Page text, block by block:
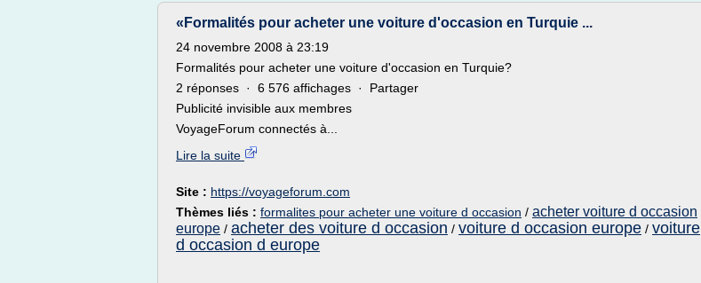
«Formalités pour acheter une voiture d'occasion en Turquie ...
24 novembre 2008 à 23:19
Formalités pour acheter une voiture d'occasion en Turquie?
2 réponses · 6 576 affichages · Partager
Publicité invisible aux membres
VoyageForum connectés à...
Lire la suite
Site : https://voyageforum.com
Thèmes liés : formalites pour acheter une voiture d occasion / acheter voiture d occasion
europe / acheter des voiture d occasion / voiture d occasion europe / voiture
d occasion d europe